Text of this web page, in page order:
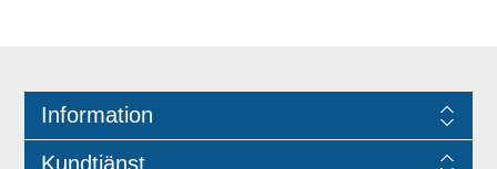
Information
Kundtjänst